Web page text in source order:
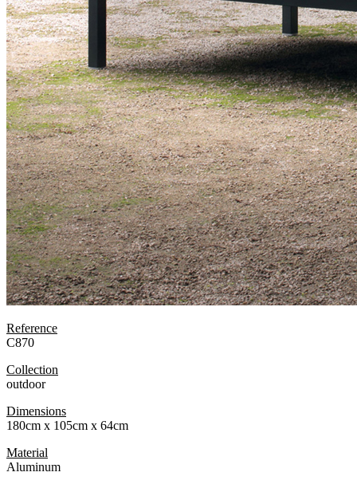
Reference
C870
Collection
outdoor
Dimensions
180cm x 105cm x 64cm
Material
Aluminum